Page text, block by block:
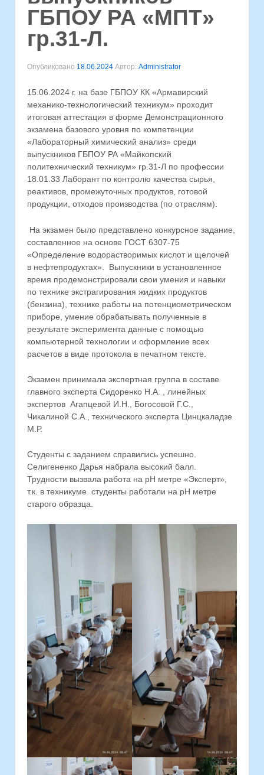
ГБПОУ РА «МПТ»
гр.31-Л.
Опубликовано 18.06.2024 Автор: Administrator
15.06.2024 г. на базе ГБПОУ КК «Армавирский
механико-технологический техникум» проходит
итоговая аттестация в форме Демонстрационного
экзамена базового уровня по компетенции
«Лабораторный химический анализ» среди
выпускников ГБПОУ РА «Майкопский
политехнический техникум» гр.31-Л по профессии
18.01.33 Лаборант по контролю качества сырья,
реактивов, промежуточных продуктов, готовой
продукции, отходов производства (по отраслям).
На экзамен было представлено конкурсное задание,
составленное на основе ГОСТ 6307-75
«Определение водорастворимых кислот и щелочей
в нефтепродуктах». Выпускники в установленное
время продемонстрировали свои умения и навыки
по технике экстрагирования жидких продуктов
(бензина), технике работы на потенциометрическом
приборе, умение обрабатывать полученные в
результате эксперимента данные с помощью
компьютерной технологии и оформление всех
расчетов в виде протокола в печатном тексте.
Экзамен принимала экспертная группа в составе
главного эксперта Сидоренко Н.А. , линейных
экспертов Агапцевой И.Н., Богосовой Г.С.,
Чикалиной С.А., технического эксперта Цинцкаладзе
М.Р.
Студенты с заданием справились успешно.
Селигененко Дарья набрала высокий балл.
Трудности вызвала работа на рН метре «Эксперт»,
т.к. в техникуме студенты работали на рН метре
старого образца.